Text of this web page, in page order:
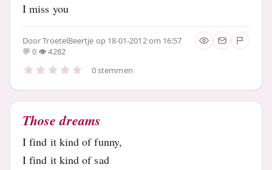
I miss you
DoorTroetelBeertje op 18-01-2012 om 16:57
0
4282
0 stemmen
Those dreams
I find it kind of funny,
I find it kind of sad